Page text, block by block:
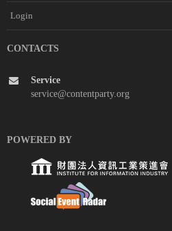
Login
CONTACTS
Service
service@contentparty.org
POWERED BY